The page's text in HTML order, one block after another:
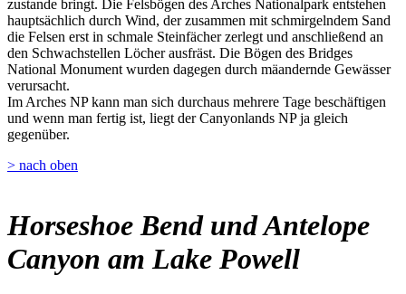
zustande bringt. Die Felsbögen des Arches Nationalpark entstehen
hauptsächlich durch Wind, der zusammen mit schmirgelndem Sand
die Felsen erst in schmale Steinfächer zerlegt und anschließend an
den Schwachstellen Löcher ausfräst. Die Bögen des Bridges
National Monument wurden dagegen durch mäandernde Gewässer
verursacht.
Im Arches NP kann man sich durchaus mehrere Tage beschäftigen
und wenn man fertig ist, liegt der Canyonlands NP ja gleich
gegenüber.
> nach oben
Horseshoe Bend und Antelope
Canyon am Lake Powell